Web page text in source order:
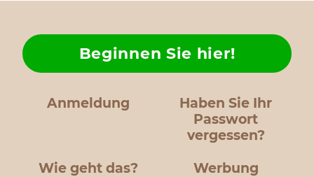
Anmeldung
Haben Sie Ihr
Passwort
vergessen?
Wie geht das?
Beginnen Sie hier!
Werbung